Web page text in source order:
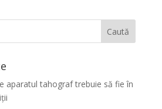
aparatul tahograf trebuie să fie în